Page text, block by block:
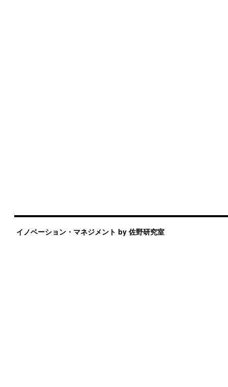
イノベーション・マネジメント by 佐野研究室